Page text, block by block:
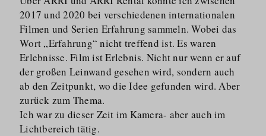
2017 und 2020 bei verschiedenen internationalen
Filmen und Serien Erfahrung sammeln. Wobei das
Wort „Erfahrung“ nicht treffend ist. Es waren
Erlebnisse. Film ist Erlebnis. Nicht nur wenn er auf
der großen Leinwand gesehen wird, sondern auch
ab den Zeitpunkt, wo die Idee gefunden wird. Aber
zurück zum Thema.
Ich war zu dieser Zeit im Kamera- aber auch im
Lichtbereich tätig.